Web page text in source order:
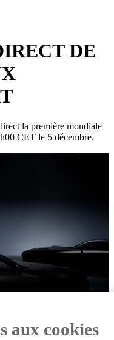
DE
la première mondiale
CET le 5 décembre.
aux cookies